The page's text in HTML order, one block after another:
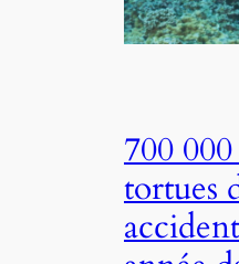
700
tortues